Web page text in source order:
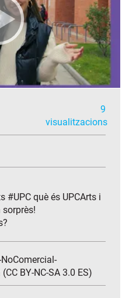
9
visualitzacions
#UPC què és UPCArts i
BY-NC-SA 3.0 ES)